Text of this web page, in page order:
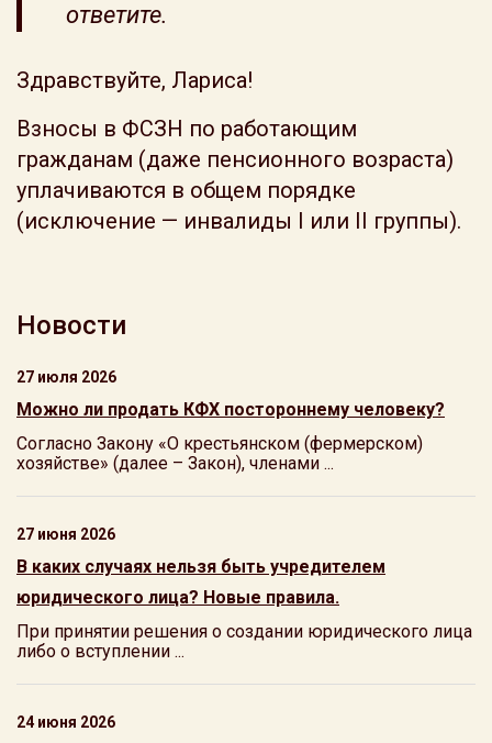
ответите.
Здравствуйте, Лариса!
Взносы в ФСЗН по работающим
гражданам (даже пенсионного возраста)
уплачиваются в общем порядке
(исключение — инвалиды I или II группы).
Новости
27 июля 2026
Можно ли продать КФХ постороннему человеку?
Согласно Закону «О крестьянском (фермерском)
хозяйстве» (далее – Закон), членами ...
27 июня 2026
В каких случаях нельзя быть учредителем
юридического лица? Новые правила.
При принятии решения о создании юридического лица
либо о вступлении ...
24 июня 2026